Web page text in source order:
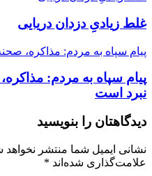
غلط زیادیِ دزدان دریایی
پیام سپاه به مردم: مذاکره،
پیام سپاه به مردم:
نبرد است
دیدگاهتان را بنویسید
نشانی ایمیل شما منتشر نخواهد
علامت‌گذاری شده‌اند *